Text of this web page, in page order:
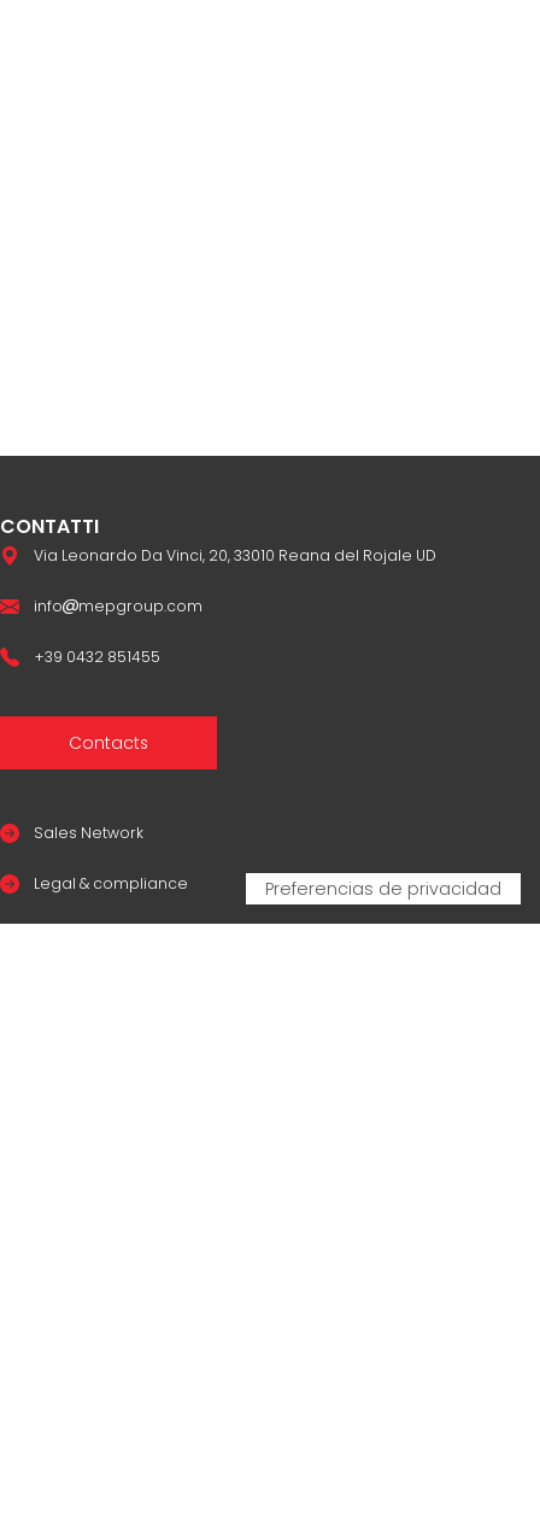
CONTATTI
Via Leonardo Da Vinci, 20, 33010 Reana del Rojale UD
info mepgroup.com
+39 0432 851455
Contacts
Sales Network
Legal & compliance